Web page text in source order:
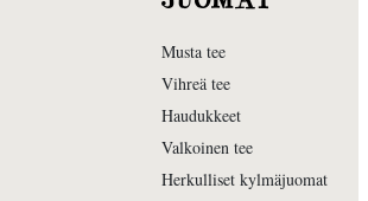
Musta tee
Vihreä tee
Haudukkeet
Valkoinen tee
Herkulliset kylmäjuomat